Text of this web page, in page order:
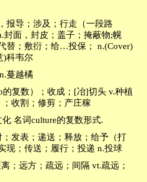
报导；涉及；行走（一段路
封面，封皮；盖子；掩蔽物;幌
替；敷衍；给…投保； n.(Cover)
)科韦尔
n.蔓越橘
的复数）；收成；[冶]切头 v.种植
；收割；修剪；产庄稼
化 名词culture的复数形式.
；发表；递送；释放；给予（打
现；传送；履行；投递 n.投球
；远方；疏远；间隔 vt.疏远；